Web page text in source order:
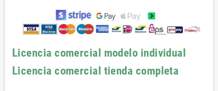
Licencia comercial modelo individual
Licencia comercial tienda completa